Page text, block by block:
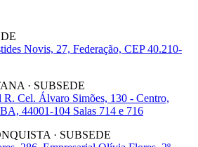
Novis, 27, Federação, CEP 40.210-
· SUBSEDE
Cel. Álvaro Simões, 130 - Centro,
44001-104 Salas 714 e 716
· SUBSEDE